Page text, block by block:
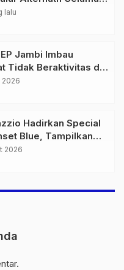
Presisi Merdeka Run
lalu
Jambi Imbau
Tidak Beraktivitas di
Migas Demi
2026
Hadirkan Special
Blue, Tampilkan
Summer yang
2026